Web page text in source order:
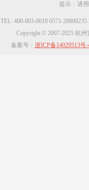
提示：请
TEL: 400-803-0018 0571-
Copyright © 2007-2025 杭
备案号： 浙ICP备14029513号-